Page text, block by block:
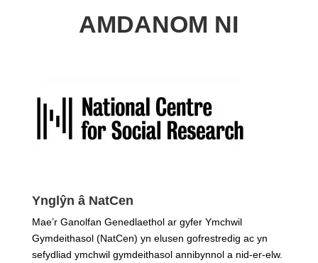
AMDANOM NI
Ynglŷn â NatCen
Mae’r Ganolfan Genedlaethol ar gyfer Ymchwil
Gymdeithasol (NatCen) yn elusen gofrestredig ac yn
sefydliad ymchwil gymdeithasol annibynnol a nid-er-elw.